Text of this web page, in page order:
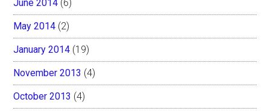
June 2014 (6)
May 2014 (2)
January 2014 (19)
November 2013 (4)
October 2013 (4)